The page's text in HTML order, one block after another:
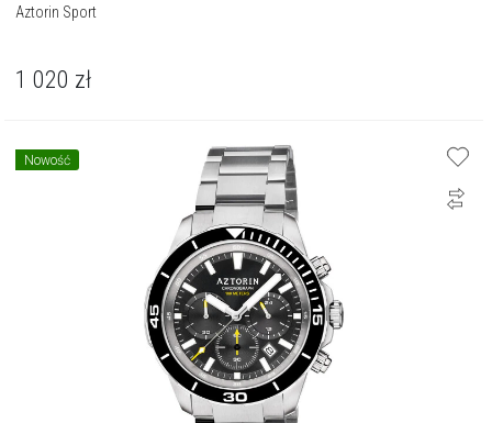
Aztorin Sport
1 020 zł
Nowość